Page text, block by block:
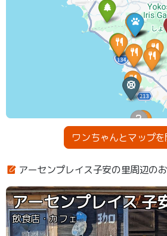
ワンちゃんとマップを
アーセンプレイス子安の里周辺の
アーセンプレイス 子
飲食店・カフェ